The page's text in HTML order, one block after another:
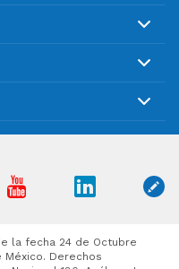
la fecha 24 de Octubre
México. Derechos